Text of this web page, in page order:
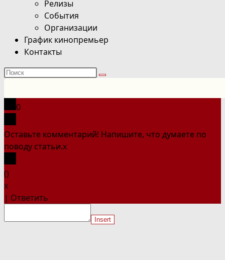
Релизы
События
Организации
График кинопремьер
Контакты
Поиск
сайте
0
Оставьте комментарий! Напишите, что думаете по
поводу статьи.x
()
x
| Ответить
Insert